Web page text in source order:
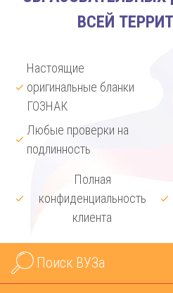
ВСЕЙ
Настоящие
оригинальные бланки
ГОЗНАК
Любые проверки на
подлинность
Полная
конфиденциальность
клиента
Поиск ВУЗа